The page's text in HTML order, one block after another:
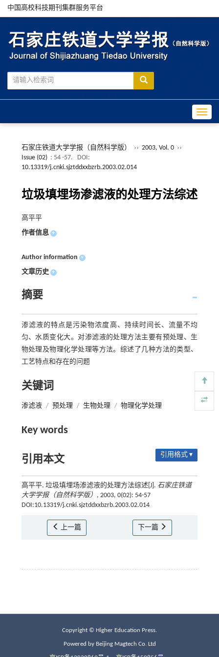
中国高校科技期刊集群服务平台
石家庄铁道大学学报（自然科学版） ›› 2003, Vol. 0 ››
Issue (02) : 54 -57.
DOI:
10.13319/j.cnki.sjztddxxbzrb.2003.02.014
垃圾填埋场渗滤液的处理方法综述
高平平
作者信息 +
Author information +
文章历史 +
摘要
渗滤液的特点是污染物浓度高、持续时间长、流量不均
匀、水质变化大。对渗滤液的处理方法主要有预处理、生
物处理及物理化学处理等方法。综述了几种方法的类型、
工艺特点和存在的问题
关键词
渗滤液 / 预处理 / 生物处理 / 物理化学处理
Key words
引用本文 引用格式 ▾
高平平. 垃圾填埋场渗滤液的处理方法综述[J]. 石家庄铁道
大学学报（自然科学版） , 2003, 0(02): 54-57
DOI:10.13319/j.cnki.sjztddxxbzrb.2003.02.014
上一篇 下一篇
Copyright © Higher Education Press.
Powered by Beijing Magtech Co. Ltd